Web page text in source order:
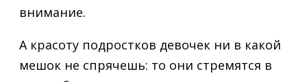
внимание.
А красоту подростков девочек ни в какой
мешок не спрячешь: то они стремятся в